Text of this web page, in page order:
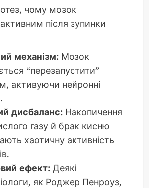
чому мозок
після зупинки
механізм:Мозок
“перезапустити”
активуючи нейронні
дисбаланс:Накопичення
газу й брак кисню
хаотичну активність
ефект:Деякі
як Роджер Пенроуз,